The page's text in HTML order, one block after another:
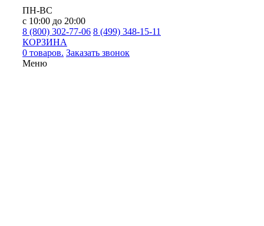
ПН-ВС
с 10:00 до 20:00
8 (800) 302-77-06 8 (499) 348-15-11
КОРЗИНА
0 товаров. Заказать звонок
Меню